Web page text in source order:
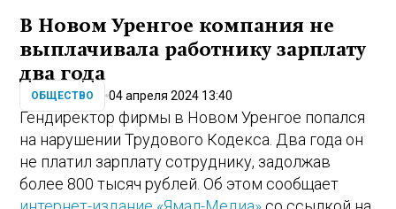
В Новом Уренгое компания не
выплачивала работнику зарплату
два года
ОБЩЕСТВО 04 апреля 2024 13:40
Гендиректор фирмы в Новом Уренгое попался
на нарушении Трудового Кодекса. Два года он
не платил зарплату сотруднику, задолжав
более 800 тысяч рублей. Об этом сообщает